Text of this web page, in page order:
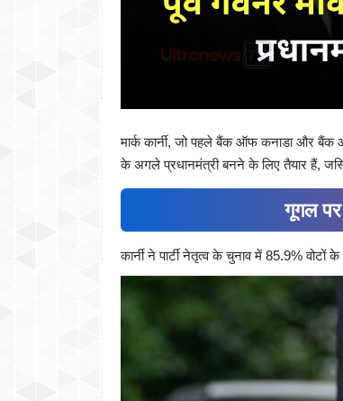
मार्क कार्नी, जो पहले बैंक ऑफ कनाडा और बैंक
के अगले प्रधानमंत्री बनने के लिए तैयार हैं,
गूगल
कार्नी ने पार्टी नेतृत्व के चुनाव में 85.9% वोटों के